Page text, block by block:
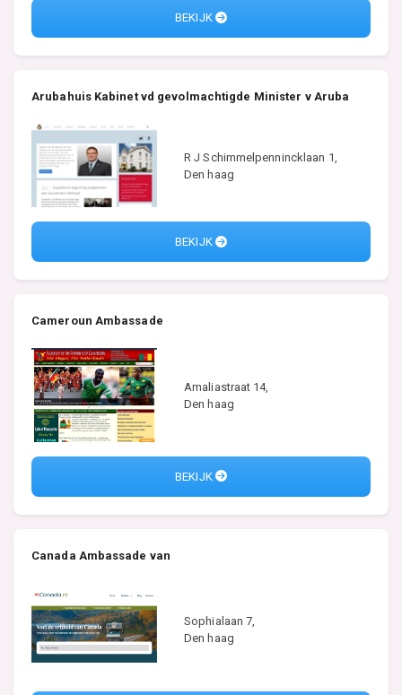
BEKIJK
Arubahuis Kabinet vd gevolmachtigde Minister v Aruba
R J Schimmelpennincklaan 1,
Den haag
BEKIJK
Cameroun Ambassade
Amaliastraat 14,
Den haag
BEKIJK
Canada Ambassade van
Sophialaan 7,
Den haag